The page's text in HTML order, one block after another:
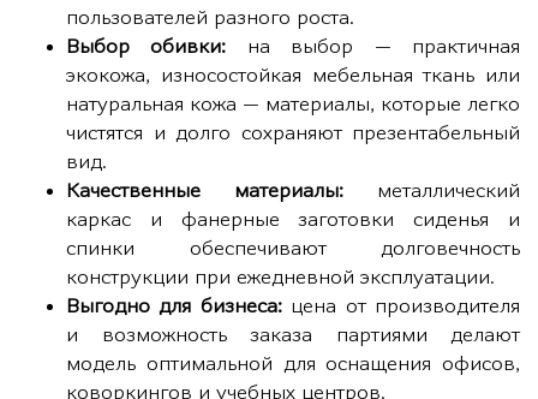
пользователей разного роста.
Выбор обивки: на выбор — практичная
экокожа, износостойкая мебельная ткань или
натуральная кожа — материалы, которые легко
чистятся и долго сохраняют презентабельный
вид.
Качественные материалы: металлический
каркас и фанерные заготовки сиденья и
спинки обеспечивают долговечность
конструкции при ежедневной эксплуатации.
Выгодно для бизнеса:цена от производителя
и возможность заказа партиями делают
модель оптимальной для оснащения офисов,
коворкингов и учебных центров.